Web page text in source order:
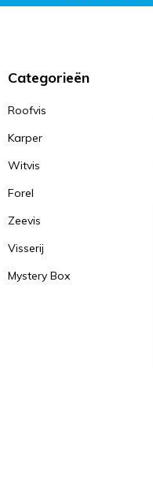
Categorieën
Roofvis
Karper
Witvis
Forel
Zeevis
Visserij
Mystery Box